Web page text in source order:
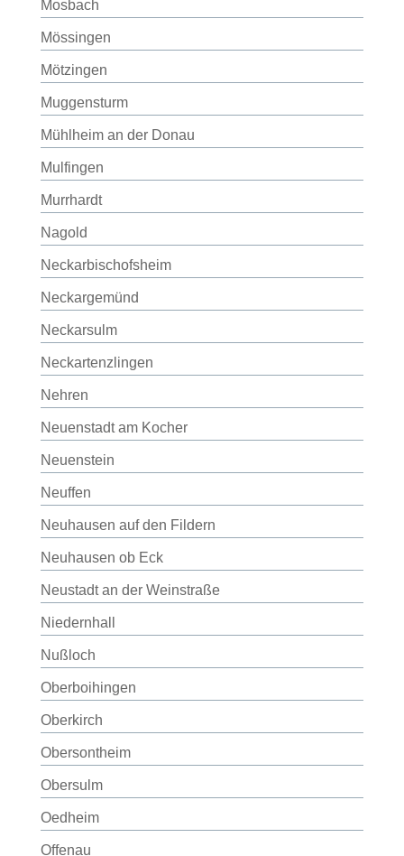
Mosbach
Mössingen
Mötzingen
Muggensturm
Mühlheim an der Donau
Mulfingen
Murrhardt
Nagold
Neckarbischofsheim
Neckargemünd
Neckarsulm
Neckartenzlingen
Nehren
Neuenstadt am Kocher
Neuenstein
Neuffen
Neuhausen auf den Fildern
Neuhausen ob Eck
Neustadt an der Weinstraße
Niedernhall
Nußloch
Oberboihingen
Oberkirch
Obersontheim
Obersulm
Oedheim
Offenau